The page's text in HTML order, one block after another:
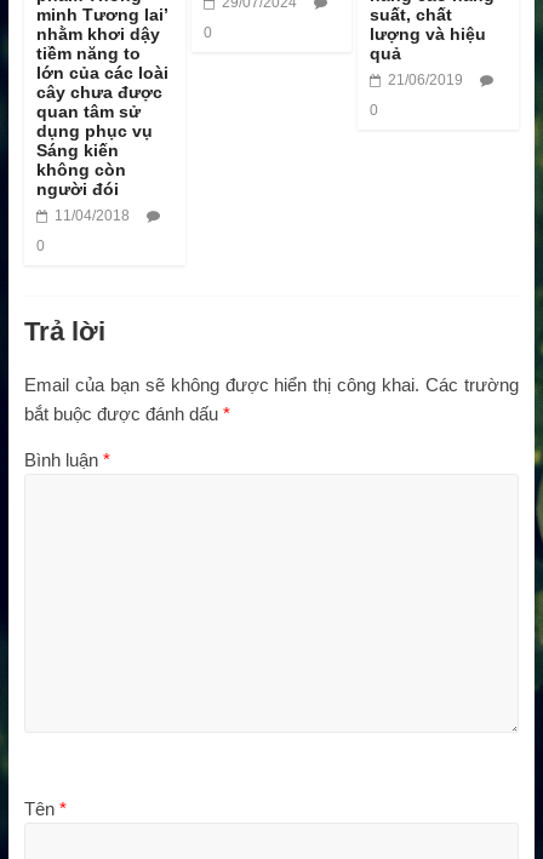
minh Tương lai’
nhằm khơi dậy
tiềm năng to
lớn của các loài
cây chưa được
quan tâm sử
dụng phục vụ
Sáng kiến
không còn
người đói
11/04/2018
0
0
suất, chất
lượng và hiệu
quả
21/06/2019
0
Trả lời
Email của bạn sẽ không được hiển thị công khai. Các trường
bắt buộc được đánh dấu *
Bình luận *
Tên *